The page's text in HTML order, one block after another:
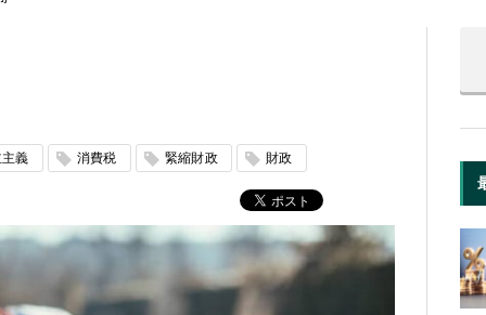
義 消費税 緊縮財政 財政